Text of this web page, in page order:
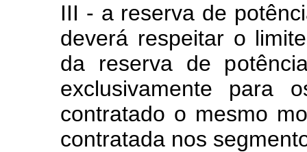
III - a reserva de
deverá respeitar o
da reserva de
exclusivamente para
contratado o mesmo
contratada nos